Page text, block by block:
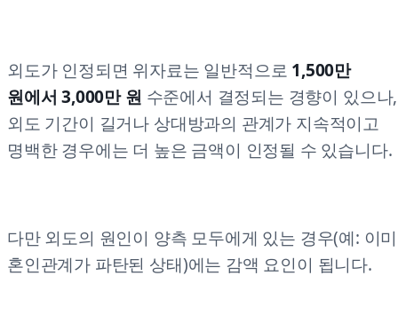
외도가 인정되면 위자료는 일반적으로 1,500만
원에서 3,000만 원 수준에서 결정되는 경향이 있으나,
외도 기간이 길거나 상대방과의 관계가 지속적이고
명백한 경우에는 더 높은 금액이 인정될 수 있습니다.
다만 외도의 원인이 양측 모두에게 있는 경우(예: 이미
혼인관계가 파탄된 상태)에는 감액 요인이 됩니다.